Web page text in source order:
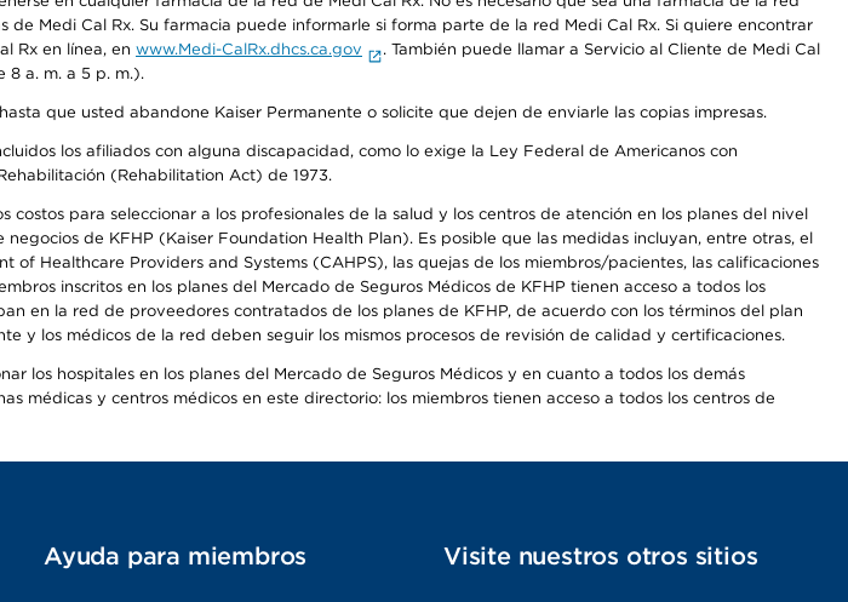
Medi Cal Rx. Su farmacia puede informarle si forma parte de la red Medi Cal Rx. Si quiere encontrar
Rx en línea, en www.Medi-CalRx.dhcs.ca.gov
. También puede llamar a Servicio al Cliente de Medi Cal
8 a. m. a 5 p. m.).
que usted abandone Kaiser Permanente o solicite que dejen de enviarle las copias impresas.
los afiliados con alguna discapacidad, como lo exige la Ley Federal de Americanos con
(Rehabilitation Act) de 1973.
para seleccionar a los profesionales de la salud y los centros de atención en los planes del nivel
de KFHP (Kaiser Foundation Health Plan). Es posible que las medidas incluyan, entre otras, el
Healthcare Providers and Systems (CAHPS), las quejas de los miembros/pacientes, las calificaciones
inscritos en los planes del Mercado de Seguros Médicos de KFHP tienen acceso a todos los
en la red de proveedores contratados de los planes de KFHP, de acuerdo con los términos del plan
y los médicos de la red deben seguir los mismos procesos de revisión de calidad y certificaciones.
los hospitales en los planes del Mercado de Seguros Médicos y en cuanto a todos los demás
médicas y centros médicos en este directorio: los miembros tienen acceso a todos los centros de
Ayuda para miembros Visite nuestros otros sitios